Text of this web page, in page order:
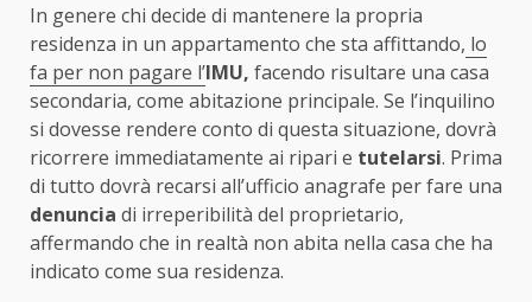
In genere chi decide di mantenere la propria
residenza in un appartamento che sta affittando, lo
fa per non pagare l’IMU, facendo risultare una casa
secondaria, come abitazione principale. Se l’inquilino
si dovesse rendere conto di questa situazione, dovrà
ricorrere immediatamente ai ripari e tutelarsi. Prima
di tutto dovrà recarsi all’ufficio anagrafe per fare una
denuncia di irreperibilità del proprietario,
affermando che in realtà non abita nella casa che ha
indicato come sua residenza.